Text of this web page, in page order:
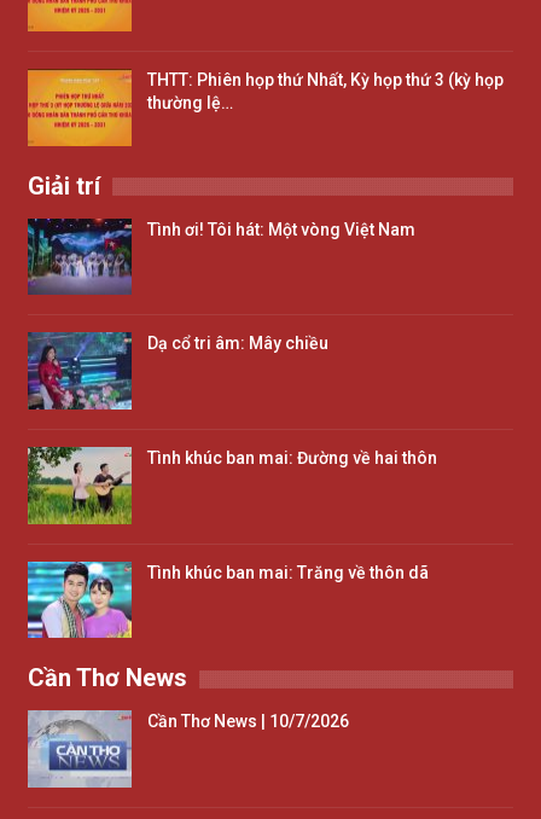
THTT: Phiên họp thứ Nhất, Kỳ họp thứ 3 (kỳ họp
thường lệ…
Giải trí
Tình ơi! Tôi hát: Một vòng Việt Nam
Dạ cổ tri âm: Mây chiều
Tình khúc ban mai: Đường về hai thôn
Tình khúc ban mai: Trăng về thôn dã
Cần Thơ News
Cần Thơ News | 10/7/2026